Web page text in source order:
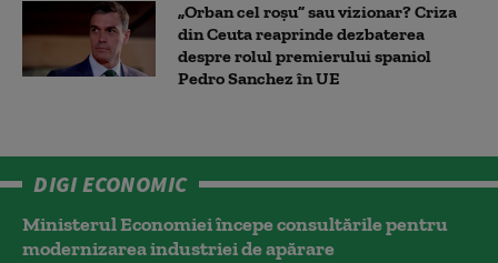
„Orban cel roșu” sau vizionar? Criza
din Ceuta reaprinde dezbaterea
despre rolul premierului spaniol
Pedro Sanchez în UE
DIGI ECONOMIC
Ministerul Economiei începe consultările pentru
modernizarea industriei de apărare